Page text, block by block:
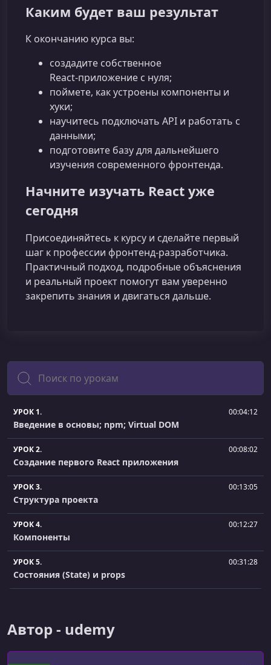
Каким будет ваш результат
К окончанию курса вы:
создадите собственное
React‑приложение с нуля;
поймете, как устроены компоненты и
хуки;
научитесь подключать API и работать с
данными;
подготовите базу для дальнейшего
изучения современного фронтенда.
Начните изучать React уже
сегодня
Присоединяйтесь к курсу и сделайте первый
шаг к профессии фронтенд‑разработчика.
Практичный подход, подробные объяснения
и реальный проект помогут вам уверенно
закрепить знания и двигаться дальше.
Поиск
УРОК 1. 00:04:12
Введение в основы; npm; Virtual DOM
УРОК 2. 00:08:02
Создание первого React приложения
УРОК 3. 00:13:05
Структура проекта
УРОК 4. 00:12:27
Компоненты
УРОК 5. 00:31:28
Состояния (State) и props
Автор - udemy